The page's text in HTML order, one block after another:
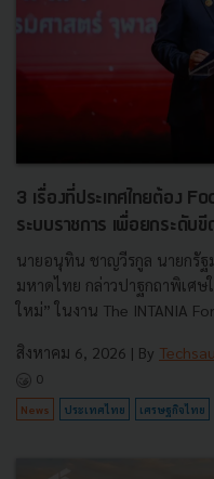
3 เรื่องที่ประเทศไทยต้อง
ระบบราชการ เพื่อยกระดับขี
นายอนุทิน ชาญวีรกูล นายกรัฐ
มหาดไทย กล่าวปาฐกถาพิเศษ
ใหม่” ในงาน The INTANIA
สิงหาคม 6, 2026 | By
0
News ประเทศไทย เศรษฐกิจไทย